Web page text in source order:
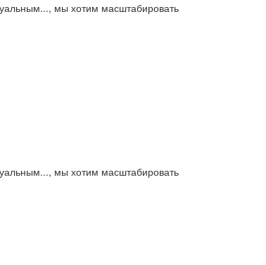
мы хотим масштабировать
мы хотим масштабировать